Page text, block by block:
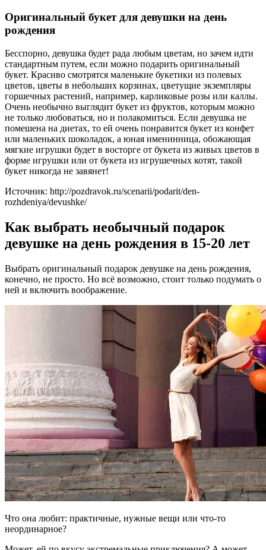
Оригинальный букет для девушки на день
рождения
Бесспорно, девушка будет рада любым цветам, но зачем идти
стандартным путем, если можно подарить оригинальный
букет. Красиво смотрятся маленькие букетики из полевых
цветов, цветы в небольших корзинах, цветущие экземпляры
горшечных растений, например, карликовые розы или каллы.
Очень необычно выглядит букет из фруктов, которым можно
не только любоваться, но и полакомиться. Если девушка не
помешена на диетах, то ей очень понравится букет из конфет
или маленьких шоколадок, а юная именинница, обожающая
мягкие игрушки будет в восторге от букета из живых цветов в
форме игрушки или от букета из игрушечных котят, такой
букет никогда не завянет!
Источник: http://pozdravok.ru/scenarii/podarit/den-
rozhdeniya/devushke/
Как выбрать необычный подарок
девушке на день рождения в 15-20 лет
Выбрать оригинальный подарок девушке на день рождения,
конечно, не просто. Но всё возможно, стоит только подумать о
ней и включить воображение.
Что она любит: практичные, нужные вещи или что-то
неординарное?